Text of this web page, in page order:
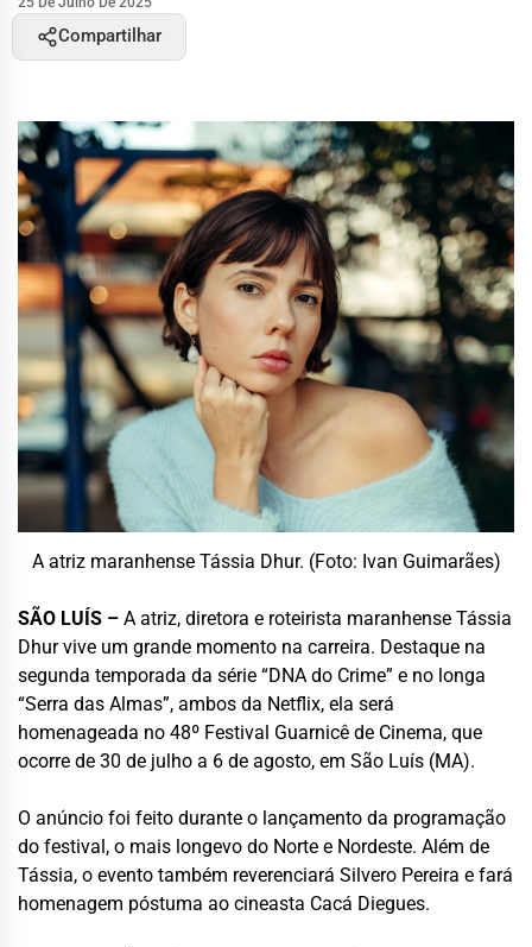
Compartilhar
A atriz maranhense Tássia Dhur. (Foto: Ivan Guimarães)
SÃO LUÍS – A atriz, diretora e roteirista maranhense Tássia
Dhur vive um grande momento na carreira. Destaque na
segunda temporada da série “DNA do Crime” e no longa
“Serra das Almas”, ambos da Netflix, ela será
homenageada no 48º Festival Guarnicê de Cinema, que
ocorre de 30 de julho a 6 de agosto, em São Luís (MA).
O anúncio foi feito durante o lançamento da programação
do festival, o mais longevo do Norte e Nordeste. Além de
Tássia, o evento também reverenciará Silvero Pereira e fará
homenagem póstuma ao cineasta Cacá Diegues.